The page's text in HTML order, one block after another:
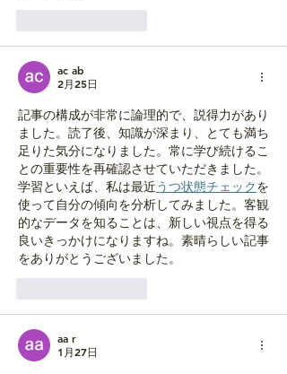
ac ab
2月25日
記事の構成が非常に論理的で、説得力があり
ました。読了後、知識が深まり、とても満ち
足りた気分になりました。常に学び続けるこ
との重要性を再確認させていただきました。
学習といえば、私は最近うつ状態チェックを
使って自分の傾向を分析してみました。客観
的なデータを知ることは、新しい視点を得る
良いきっかけになりますね。素晴らしい記事
をありがとうございました。
aa r
1月27日